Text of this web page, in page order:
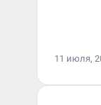
11 июля,